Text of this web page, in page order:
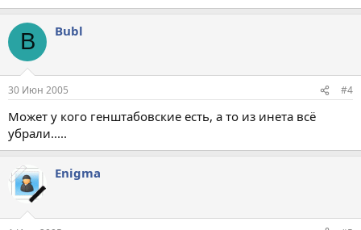
B Bubl
30 Июн 2005 #4
Может у кого генштабовские есть, а то из инета всё
убрали.....
Enigma